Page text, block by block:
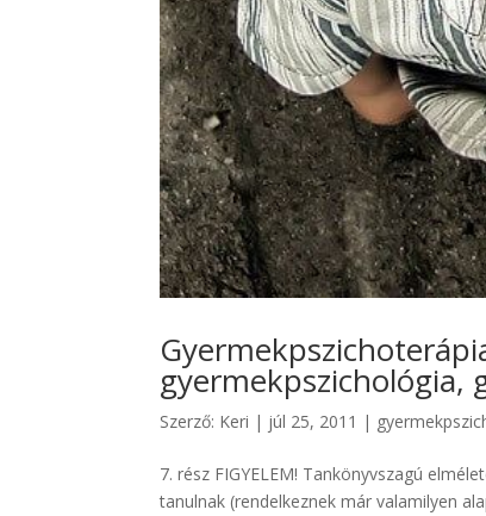
gyermekpszichológia,
Szerző: Keri | júl 25, 2011 |
7. rész FIGYELEM! Tankönyvszagú
tanulnak (rendelkeznek már valamilyen